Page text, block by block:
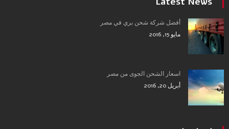
أفضل شركة شحن بري في مصر
مايو 15, 2016
اسعار الشحن الجوى من مصر
أبريل 20, 2016